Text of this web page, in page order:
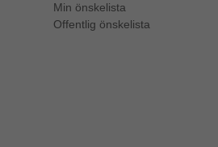
Min önskelista
Offentlig önskelista